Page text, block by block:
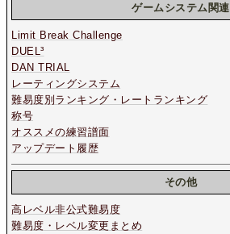
ゲームシステム関連
Limit Break Challenge
DUEL³
DAN TRIAL
レーティングシステム
難易度別ランキング・レートランキング
称号
オススメの練習譜面
アップデート履歴
その他
高レベル非公式難易度
難易度・レベル変更まとめ